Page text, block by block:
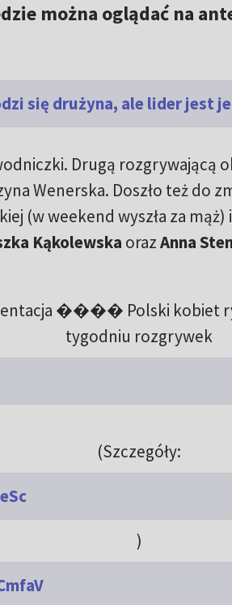
można oglądać na
się drużyna, ale lider jest
Drugą rozgrywającą
Wenerska. Doszło też do
(w weekend wyszła za
Kąkolewska orazAnna
���� Polski kobiet
tygodniu rozgrywek
(Szczegóły:
)